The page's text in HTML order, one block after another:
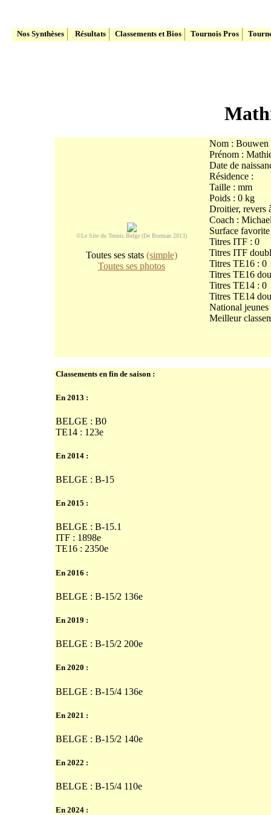
Nos Synthèses Résultats Classements et Bios Tournois Pros
©Le Site du Tennis Belge (De Borman 2013)
Toutes ses stats(simple)
Toutes ses photos
Nom : Bouwen
Prénom :
Date de
Résidence :
Taille : mm
Poids : 0 kg
Droitier, revers
Coach :
Surface
Titres ITF : 0
Titres ITF
Titres TE16 : 0
Titres TE16
Titres TE14 : 0
Titres TE14
National
Meilleur
Classements en fin de saison :
En 2013 :
BELGE : B0
TE14 : 123e
En 2014 :
BELGE : B-15
En 2015 :
BELGE : B-15.1
ITF : 1898e
TE16 : 2350e
En 2016 :
BELGE : B-15/2 136e
En 2019 :
BELGE : B-15/2 200e
En 2020 :
BELGE : B-15/4 136e
En 2021 :
BELGE : B-15/2 140e
En 2022 :
BELGE : B-15/4 110e
En 2024 :